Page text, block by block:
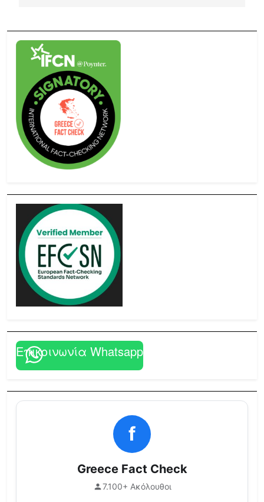
Επικοινωνία Whatsapp
f
Greece Fact Check
7.100+ Ακόλουθοι